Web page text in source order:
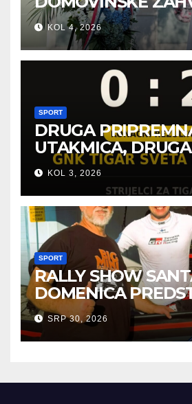
U SVETOJ NEDELJI
KOL 4, 2026
SPORT
DRUGA
UTAKMICA, DRUGA
POBJEDA ZA
KOL 3, 2026
SPORT
RALLY SHOW
DOMENICA
U AUSTRIJI
SRP 30, 2026